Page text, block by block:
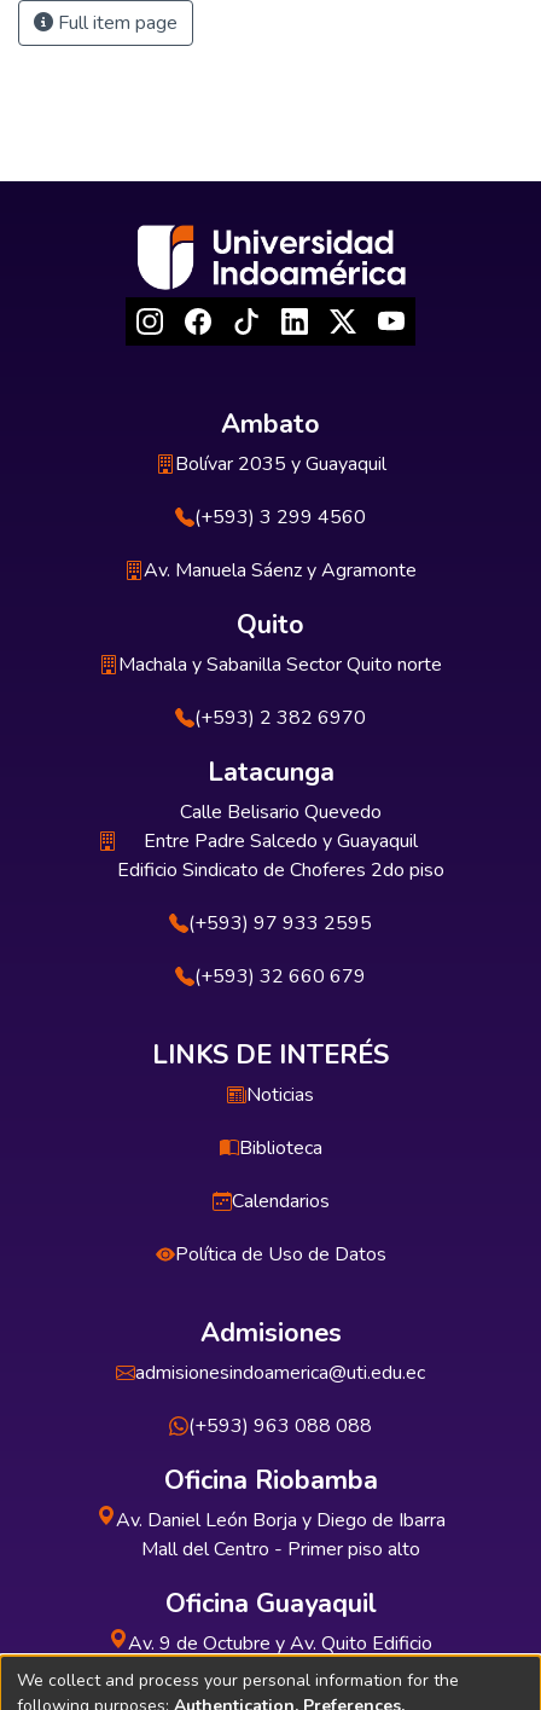
Full item page
Ambato
Bolívar 2035 y Guayaquil
(+593) 3 299 4560
Av. Manuela Sáenz y Agramonte
Quito
Machala y Sabanilla Sector Quito norte
(+593) 2 382 6970
Latacunga
Calle Belisario Quevedo
Entre Padre Salcedo y Guayaquil
Edificio Sindicato de Choferes 2do piso
(+593) 97 933 2595
(+593) 32 660 679
LINKS DE INTERÉS
Noticias
Biblioteca
Calendarios
Política de Uso de Datos
Admisiones
admisionesindoamerica@uti.edu.ec
(+593) 963 088 088
Oficina Riobamba
Av. Daniel León Borja y Diego de Ibarra
Mall del Centro - Primer piso alto
Oficina Guayaquil
Av. 9 de Octubre y Av. Quito Edificio
INDUAUTO - Planta baja
We collect and process your personal information for the